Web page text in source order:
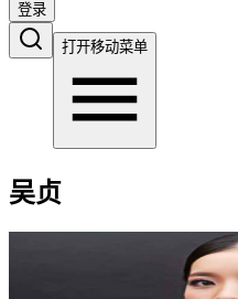
登录
打开移动菜单
吴贞